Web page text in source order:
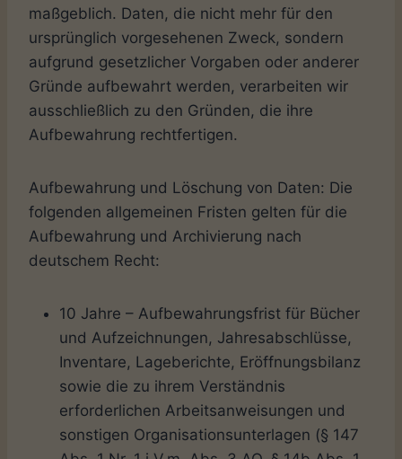
maßgeblich. Daten, die nicht mehr für den
ursprünglich vorgesehenen Zweck, sondern
aufgrund gesetzlicher Vorgaben oder anderer
Gründe aufbewahrt werden, verarbeiten wir
ausschließlich zu den Gründen, die ihre
Aufbewahrung rechtfertigen.
Aufbewahrung und Löschung von Daten: Die
folgenden allgemeinen Fristen gelten für die
Aufbewahrung und Archivierung nach
deutschem Recht:
10 Jahre – Aufbewahrungsfrist für Bücher
und Aufzeichnungen, Jahresabschlüsse,
Inventare, Lageberichte, Eröffnungsbilanz
sowie die zu ihrem Verständnis
erforderlichen Arbeitsanweisungen und
sonstigen Organisationsunterlagen (§ 147